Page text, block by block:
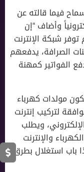
فيما قالته عن
وأضاف “إن
شبكة الإنترنت
الصرافة، يدفعهم
الفواتير كمهنة
مولدات كهرباء
لتركيب إنترنت
ويطلب
والإنترنت
باب استغلال بطرق